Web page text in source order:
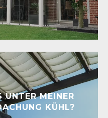
UNTER MEINER
KÜHL?